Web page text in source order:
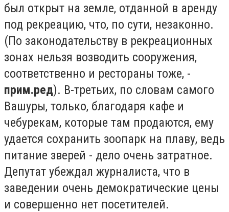
был открыт на земле, отданной в аренду
под рекреацию, что, по сути, незаконно.
(По законодательству в рекреационных
зонах нельзя возводить сооружения,
соответственно и рестораны тоже, -
прим.ред). В-третьих, по словам самого
Вашуры, только, благодаря кафе и
чебурекам, которые там продаются, ему
удается сохранить зоопарк на плаву, ведь
питание зверей - дело очень затратное.
Депутат убеждал журналиста, что в
заведении очень демократические цены
и совершенно нет посетителей.